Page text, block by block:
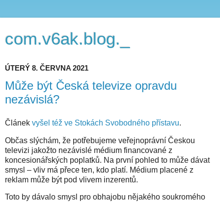
com.v6ak.blog._
ÚTERÝ 8. ČERVNA 2021
Může být Česká televize opravdu
nezávislá?
Článek vyšel též ve Stokách Svobodného přístavu.
Občas slýchám, že potřebujeme veřejnoprávní Českou
televizi jakožto nezávislé médium financované z
koncesionářských poplatků. Na první pohled to může dávat
smysl – vliv má přece ten, kdo platí. Médium placené z
reklam může být pod vlivem inzerentů.
Toto by dávalo smysl pro obhajobu nějakého soukromého